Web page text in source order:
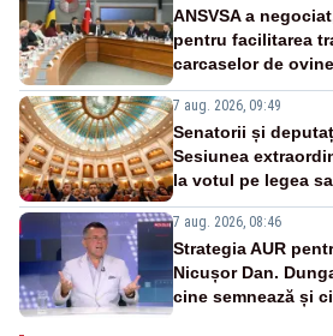
ANSVSA a
pentru facilitarea
carcaselor de
7 aug. 2026, 09:49
Senatorii și
Sesiunea
la votul pe legea
7 aug. 2026, 08:46
Strategia AUR
Nicușor Dan.
cine semnează și